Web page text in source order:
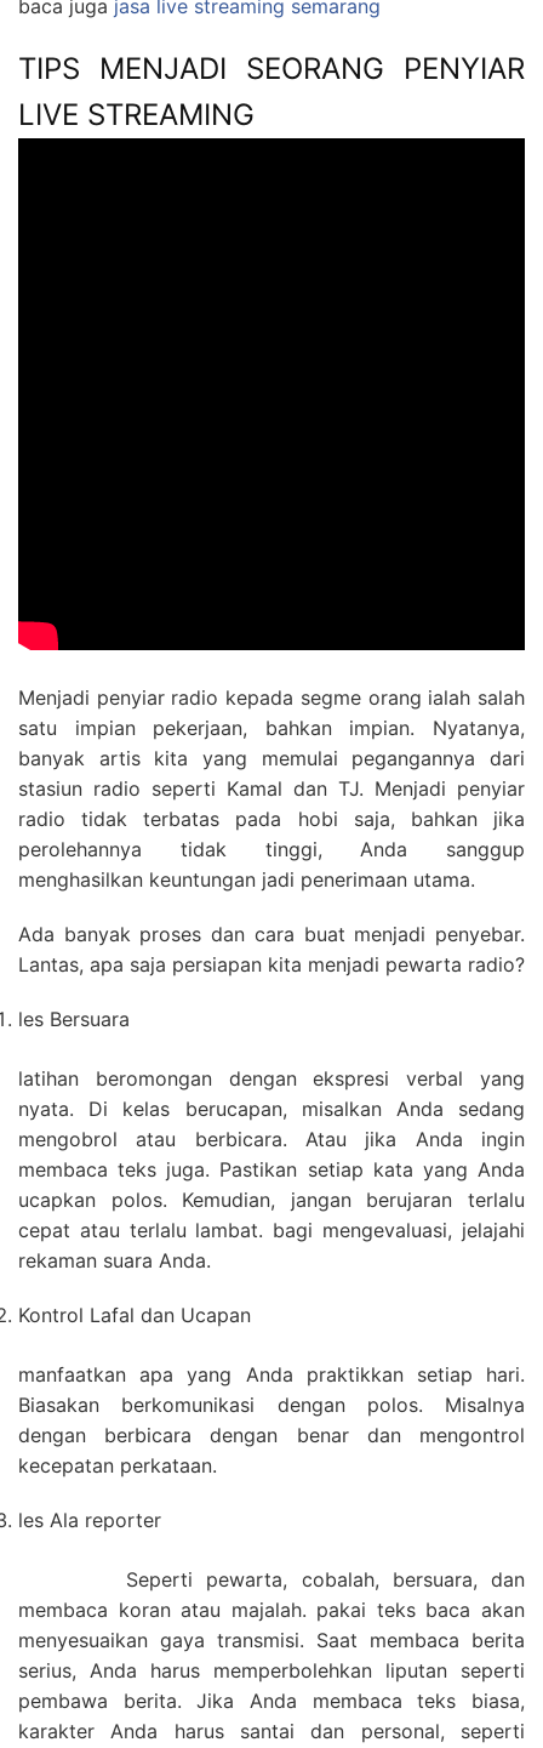
baca juga jasa live streaming semarang
TIPS MENJADI SEORANG PENYIAR
LIVE STREAMING
Menjadi penyiar radio kepada segme orang ialah salah
satu impian pekerjaan, bahkan impian. Nyatanya,
banyak artis kita yang memulai pegangannya dari
stasiun radio seperti Kamal dan TJ. Menjadi penyiar
radio tidak terbatas pada hobi saja, bahkan jika
perolehannya tidak tinggi, Anda sanggup
menghasilkan keuntungan jadi penerimaan utama.
Ada banyak proses dan cara buat menjadi penyebar.
Lantas, apa saja persiapan kita menjadi pewarta radio?
les Bersuara
latihan beromongan dengan ekspresi verbal yang
nyata. Di kelas berucapan, misalkan Anda sedang
mengobrol atau berbicara. Atau jika Anda ingin
membaca teks juga. Pastikan setiap kata yang Anda
ucapkan polos. Kemudian, jangan berujaran terlalu
cepat atau terlalu lambat. bagi mengevaluasi, jelajahi
rekaman suara Anda.
Kontrol Lafal dan Ucapan
manfaatkan apa yang Anda praktikkan setiap hari.
Biasakan berkomunikasi dengan polos. Misalnya
dengan berbicara dengan benar dan mengontrol
kecepatan perkataan.
les Ala reporter
Seperti pewarta, cobalah, bersuara, dan
membaca koran atau majalah. pakai teks baca akan
menyesuaikan gaya transmisi. Saat membaca berita
serius, Anda harus memperbolehkan liputan seperti
pembawa berita. Jika Anda membaca teks biasa,
karakter Anda harus santai dan personal, seperti